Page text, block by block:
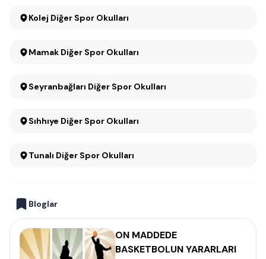
Kolej Diğer Spor Okulları
Mamak Diğer Spor Okulları
Seyranbağları Diğer Spor Okulları
Sıhhıye Diğer Spor Okulları
Tunalı Diğer Spor Okulları
Bloglar
ON MADDEDE
BASKETBOLUN YARARLARI